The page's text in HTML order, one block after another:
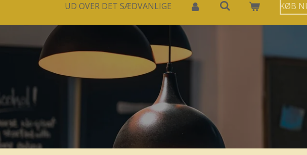
UD OVER DET SÆDVANLIGE
KØB